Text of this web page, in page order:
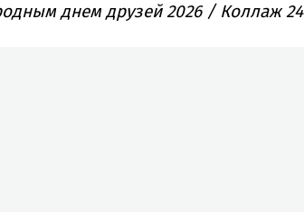
днем друзей 2026 / Коллаж 24